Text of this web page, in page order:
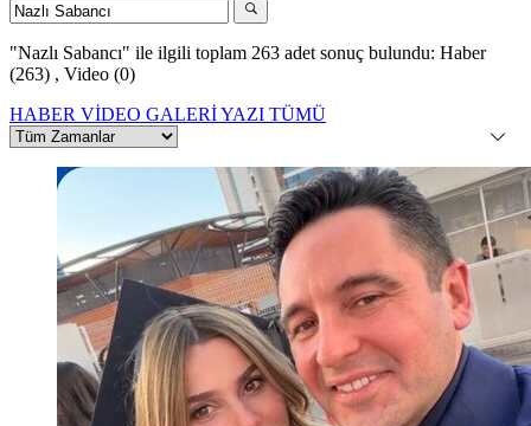
"Nazlı Sabancı" ile ilgili toplam 263 adet sonuç bulundu: Haber
(263) , Video (0)
HABER VİDEO GALERİYAZI TÜMÜ